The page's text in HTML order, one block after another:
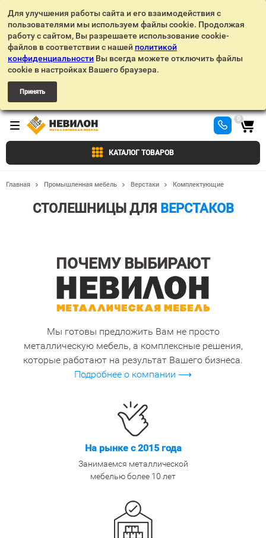
Для улучшения работы сайта и его взаимодействия с
пользователями мы используем файлы cookie. Продолжая
работу с сайтом, Вы разрешаете использование cookie-
файлов в соответствии с нашей политикой
конфиденциальности Вы всегда можете отключить файлы
cookie в настройках Вашего браузера.
Принять
КАТАЛОГ ТОВАРОВ
0
Главная Промышленная мебель Верстаки Комплектующие
СТОЛЕШНИЦЫ ДЛЯ ВЕРСТАКОВ
ПОЧЕМУ ВЫБИРАЮТ
Мы готовы предложить Вам не просто
металлическую мебель, а комплексные решения,
которые работают на результат Вашего бизнеса.
Подробнее о компании ⟶
На рынке с 2015 года
Занимаемся металлической
мебелью более 10 лет